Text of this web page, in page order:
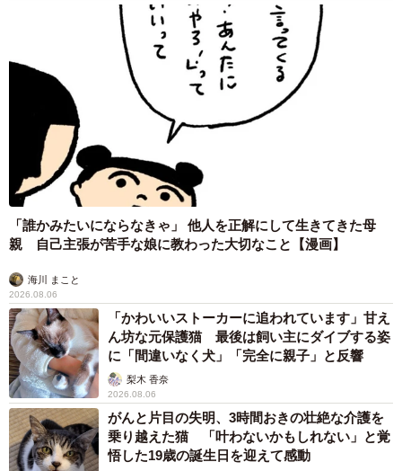
「誰かみたいにならなきゃ」 他人を正解にして生きてきた母
親 自己主張が苦手な娘に教わった大切なこと【漫画】
海川 まこと
2026.08.06
「かわいいストーカーに追われています」甘え
ん坊な元保護猫 最後は飼い主にダイブする姿
に「間違いなく犬」「完全に親子」と反響
梨木 香奈
2026.08.06
がんと片目の失明、3時間おきの壮絶な介護を
乗り越えた猫 「叶わないかもしれない」と覚
悟した19歳の誕生日を迎えて感動